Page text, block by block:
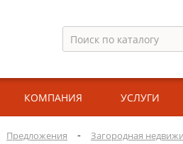
КОМПАНИЯ УСЛУГИ
Предложения - Загородная